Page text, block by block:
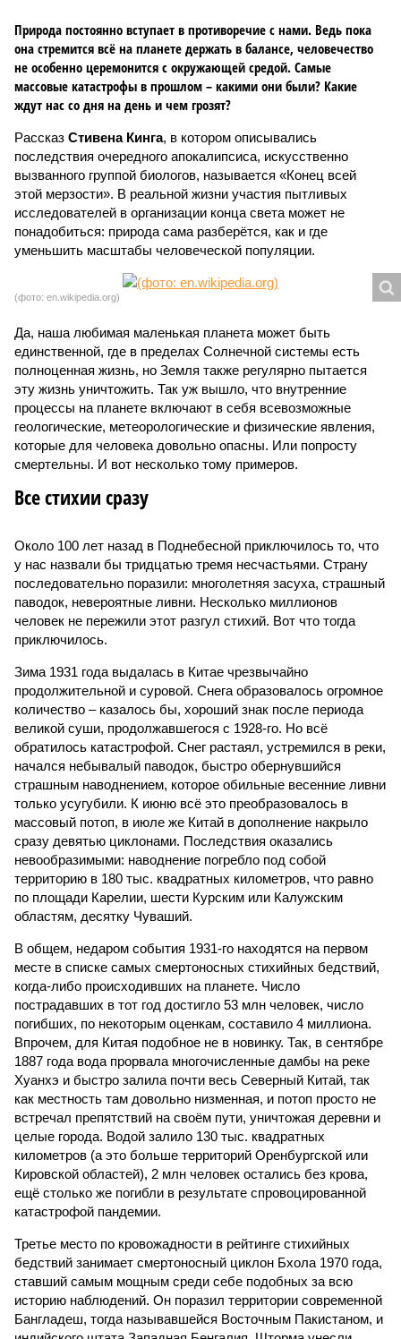
Природа постоянно вступает в противоречие с нами. Ведь пока
она стремится всё на планете держать в балансе, человечество
не особенно церемонится с окружающей средой. Самые
массовые катастрофы в прошлом – какими они были? Какие
ждут нас со дня на день и чем грозят?
Рассказ Стивена Кинга, в котором описывались
последствия очередного апокалипсиса, искусственно
вызванного группой биологов, называется «Конец всей
этой мерзости». В реальной жизни участия пытливых
исследователей в организации конца света может не
понадобиться: природа сама разберётся, как и где
уменьшить масштабы человеческой популяции.
(фото: en.wikipedia.org)
Да, наша любимая маленькая планета может быть
единственной, где в пределах Солнечной системы есть
полноценная жизнь, но Земля также регулярно пытается
эту жизнь уничтожить. Так уж вышло, что внутренние
процессы на планете включают в себя всевозможные
геологические, метеорологические и физические явления,
которые для человека довольно опасны. Или попросту
смертельны. И вот несколько тому примеров.
Все стихии сразу
Около 100 лет назад в Поднебесной приключилось то, что
у нас назвали бы тридцатью тремя несчастьями. Страну
последовательно поразили: многолетняя засуха, страшный
паводок, невероятные ливни. Несколько миллионов
человек не пережили этот разгул стихий. Вот что тогда
приключилось.
Зима 1931 года выдалась в Китае чрезвычайно
продолжительной и суровой. Снега образовалось огромное
количество – казалось бы, хороший знак после периода
великой суши, продолжавшегося с 1928-го. Но всё
обратилось катастрофой. Снег растаял, устремился в реки,
начался небывалый паводок, быстро обернувшийся
страшным наводнением, которое обильные весенние ливни
только усугубили. К июню всё это преобразовалось в
массовый потоп, в июле же Китай в дополнение накрыло
сразу девятью циклонами. Последствия оказались
невообразимыми: наводнение погребло под собой
территорию в 180 тыс. квадратных километров, что равно
по площади Карелии, шести Курским или Калужским
областям, десятку Чуваший.
В общем, недаром события 1931-го находятся на первом
месте в списке самых смертоносных стихийных бедствий,
когда-либо происходивших на планете. Число
пострадавших в тот год достигло 53 млн человек, число
погибших, по некоторым оценкам, составило 4 миллиона.
Впрочем, для Китая подобное не в новинку. Так, в сентябре
1887 года вода прорвала многочисленные дамбы на реке
Хуанхэ и быстро залила почти весь Северный Китай, так
как местность там довольно низменная, и потоп просто не
встречал препятствий на своём пути, уничтожая деревни и
целые города. Водой залило 130 тыс. квадратных
километров (а это больше территорий Оренбургской или
Кировской областей), 2 млн человек остались без крова,
ещё столько же погибли в результате спровоцированной
катастрофой пандемии.
Третье место по кровожадности в рейтинге стихийных
бедствий занимает смертоносный циклон Бхола 1970 года,
ставший самым мощным среди себе подобных за всю
историю наблюдений. Он поразил территории современной
Бангладеш, тогда называвшейся Восточным Пакистаном, и